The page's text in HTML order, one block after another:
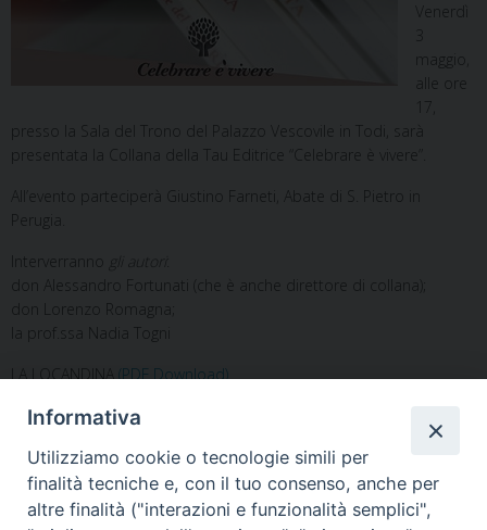
Venerdì
3
maggio,
alle ore
17,
presso la Sala del Trono del Palazzo Vescovile in Todi, sarà
presentata la Collana della Tau Editrice “Celebrare è vivere”.
All’evento parteciperà Giustino Farneti, Abate di S. Pietro in
Perugia.
Interverranno
don Alessandro Fortunati (che è anche direttore di collana);
don Lorenzo Romagna;
la prof.ssa Nadia Togni
LA LOCANDINA(PDF Download)
Informativa
Utilizziamo cookie o tecnologie simili per
finalità tecniche e, con il tuo consenso, anche per
altre finalità ("interazioni e funzionalità semplici",